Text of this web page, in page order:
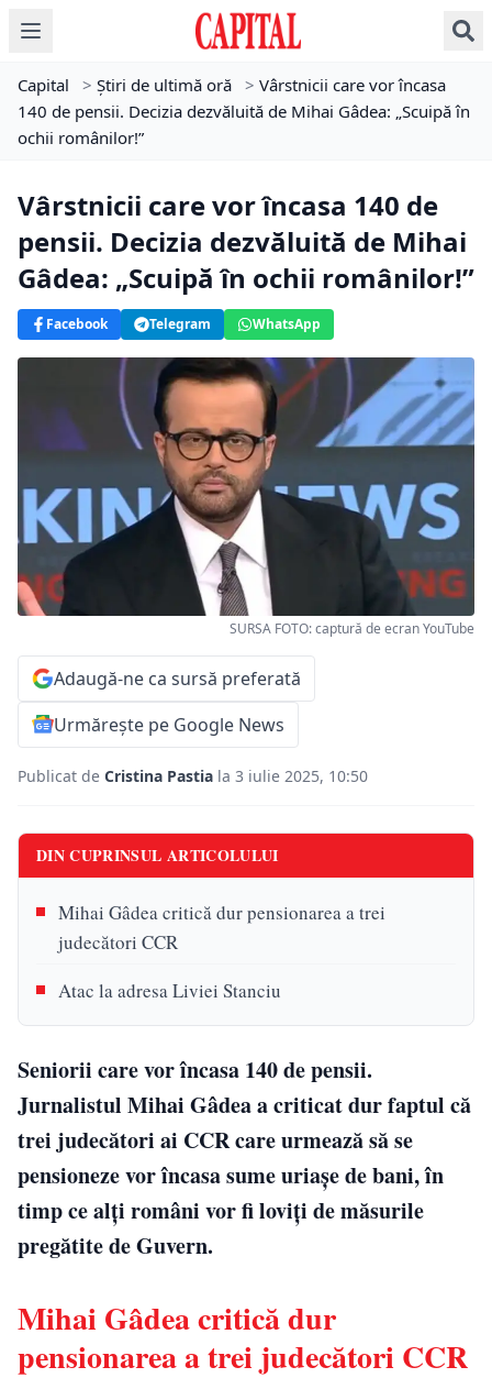
Capital > Știri de ultimă oră > Vârstnicii care vor încasa
140 de pensii. Decizia dezvăluită de Mihai Gâdea: „Scuipă în
ochii românilor!”
Vârstnicii care vor încasa 140 de
pensii. Decizia dezvăluită de Mihai
Gâdea: „Scuipă în ochii românilor!”
Facebook Telegram WhatsApp
SURSA FOTO: captură de ecran YouTube
Adaugă-ne ca sursă preferată
Urmărește pe Google News
Publicat de Cristina Pastia la 3 iulie 2025, 10:50
DIN CUPRINSUL ARTICOLULUI
Mihai Gâdea critică dur pensionarea a trei
judecători CCR
Atac la adresa Liviei Stanciu
Seniorii care vor încasa 140 de pensii.
Jurnalistul Mihai Gâdea a criticat dur faptul că
trei judecători ai CCR care urmează să se
pensioneze vor încasa sume uriașe de bani, în
timp ce alți români vor fi loviți de măsurile
pregătite de Guvern.
Mihai Gâdea critică dur
pensionarea a trei judecători CCR